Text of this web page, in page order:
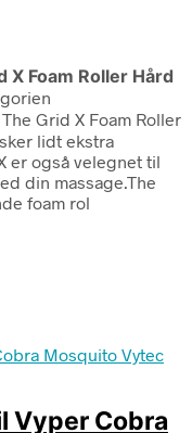
X Foam Roller Hård
Grid X Foam Roller
lidt ekstra
er også velegnet til
din massage.The
foam rol
Vyper Cobra